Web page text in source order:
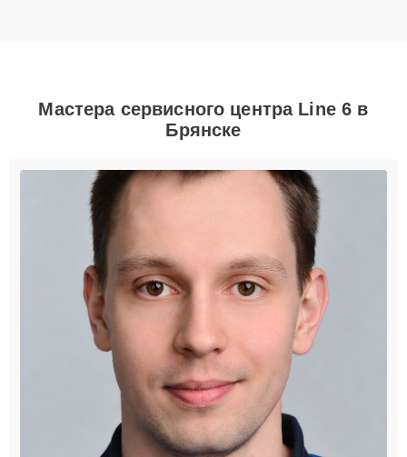
Мастера сервисного центра Line 6 в
Брянске